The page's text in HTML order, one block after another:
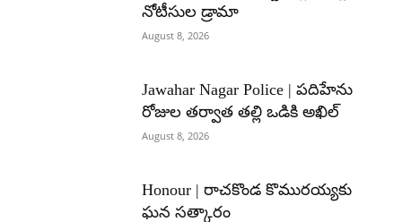
నోటీసుల డ్రామా
August 8, 2026
Jawahar Nagar Police | పదిహేను
రోజుల తర్వాత తల్లి ఒడికి అఖిల్
August 8, 2026
Honour | రాచకొండ కొమురయ్యకు
ఘన సత్కారం